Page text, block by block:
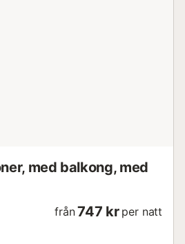
med balkong, med
från 747 kr per natt